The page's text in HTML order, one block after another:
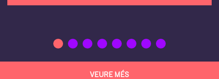
VEURE MÉS